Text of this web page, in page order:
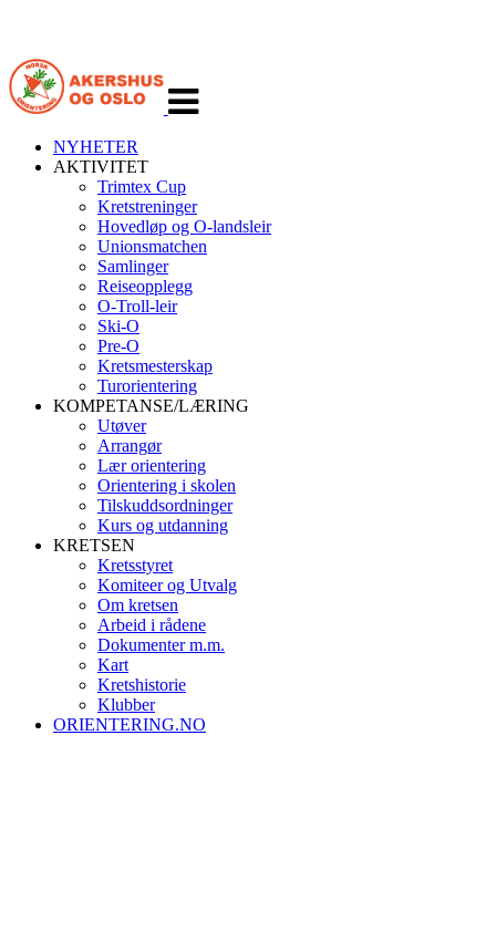
navigasjon
NYHETER
AKTIVITET
Trimtex Cup
Kretstreninger
Hovedløp og O-landsleir
Unionsmatchen
Samlinger
Reiseopplegg
O-Troll-leir
Ski-O
Pre-O
Kretsmesterskap
Turorientering
KOMPETANSE/LÆRING
Utøver
Arrangør
Lær orientering
Orientering i skolen
Tilskuddsordninger
Kurs og utdanning
KRETSEN
Kretsstyret
Komiteer og Utvalg
Om kretsen
Arbeid i rådene
Dokumenter m.m.
Kart
Kretshistorie
Klubber
ORIENTERING.NO